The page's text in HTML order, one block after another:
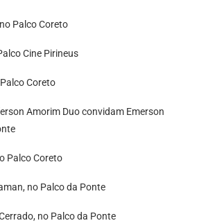
Palco Coreto
Cine Pirineus
Coreto
Amorim Duo convidam Emerson
Palco Coreto
no Palco da Ponte
no Palco da Ponte